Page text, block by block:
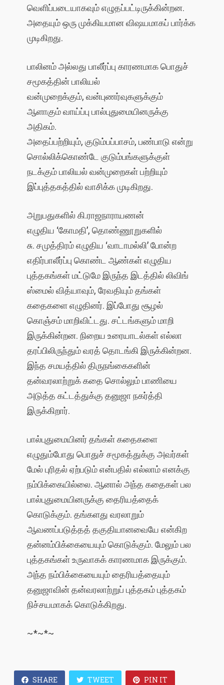
வெளிப்படையாகவும் எழுதப்பட்டிருக்கின்றன.
அதையும் ஒரு முக்கியமான விஷயமாகப் பார்க்க
முடிகிறது.
பாலினம் அல்லது பாலீர்ப்பு காரணமாக பொதுச்
சமூகத்தின் பாலியல்
வன்முறைக்கும், வன்புணர்வுகளுக்கும்
ஆளாகும் வாய்ப்பு பால்புதுமையினருக்கு
அதிகம்.
அதைப்பற்றியும், குடும்பப்பாசம், பண்பாடு என்று
சொல்லிக்கொண்டே குடும்பங்களுக்குள்
நடக்கும் பாலியல் வன்முறைகள் பற்றியும்
இப்புத்தகத்தில் வாசிக்க முடிகிறது.
அறுபதுகளில் கி.ராஜநாராயணன்
எழுதிய ‘கோமதி’, தொண்ணூறுகளில்
சு. சமுத்திரம் எழுதிய ‘வாடாமல்லி’ போன்ற
எதிர்பாலீர்ப்பு கொண்ட ஆண்கள் எழுதிய
புத்தகங்கள் மட்டுமே இருந்த இடத்தில் லிவிங்
ஸ்மைல் வித்யாவும், ரேவதியும் தங்கள்
கதைகளை எழுதினர். இப்போது சூழல்
கொஞ்சம் மாறிவிட்டது. சட்டங்களும் மாறி
இருக்கின்றன. நிறைய உரையாடல்கள் எல்லா
தரப்பிலிருந்தும் வரத் தொடங்கி இருக்கின்றன.
இந்த சமயத்தில் திருநங்கைகளின்
தன்வரலாற்றுக் கதை சொல்லும் பாணியை
அடுத்த கட்டத்துக்கு தனுஜா நகர்த்தி
இருக்கிறார்.
பால்புதுமையினர் தங்கள் கதைகளை
எழுதும்போது பொதுச் சமூகத்துக்கு அவர்கள்
மேல் புரிதல் ஏற்படும் என்பதில் எல்லாம் எனக்கு
நம்பிக்கையில்லை. ஆனால் அந்த கதைகள் பல
பால்புதுமையினருக்கு தைரியத்தைக்
கொடுக்கும். தங்களது வரலாறும்
ஆவணப்படுத்தத் தகுதியானவையே என்கிற
தன்னம்பிக்கையையும் கொடுக்கும். மேலும் பல
புத்தகங்கள் உருவாகக் காரணமாக இருக்கும்.
அந்த நம்பிக்கையையும் தைரியத்தையும்
தனுஜாவின் தன்வரலாற்றுப் புத்தகம் புத்தகம்
நிச்சயமாகக் கொடுக்கிறது.
~*~*~
SHARE TWEET PIN IT